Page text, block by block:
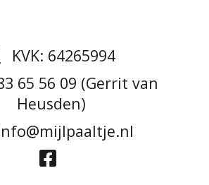
KVK: 64265994
65 56 09 (Gerrit van
Heusden)